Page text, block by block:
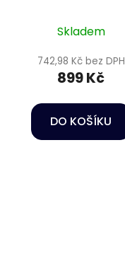
Skladem
742,98 Kč bez DPH
899 Kč
DO KOŠÍKU